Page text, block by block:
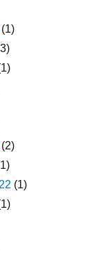
(1)
(2)
(1)